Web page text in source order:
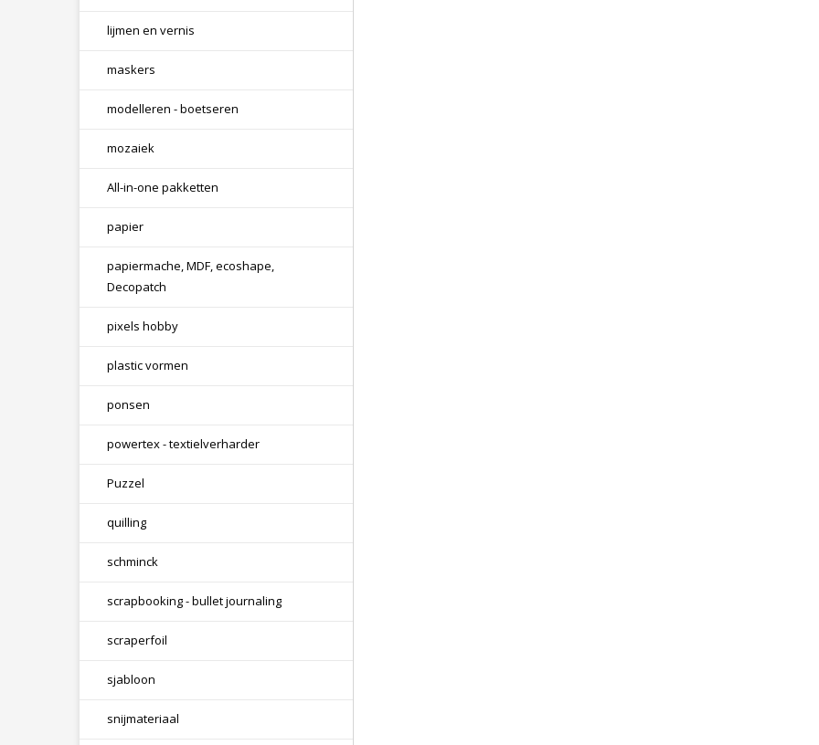
lijmen en vernis
maskers
modelleren - boetseren
mozaiek
All-in-one pakketten
papier
papiermache, MDF, ecoshape,
Decopatch
pixels hobby
plastic vormen
ponsen
powertex - textielverharder
Puzzel
quilling
schminck
scrapbooking - bullet journaling
scraperfoil
sjabloon
snijmateriaal